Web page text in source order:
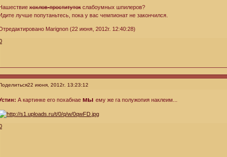
хохлов-проституток слабоумных шпилеров?
лучше попутаньтесь, пока у вас чемпионат не закончился.
Marignon (22 июня, 2012г. 12:40:28)
22 июня, 2012г. 13:23:12
А картинке его похабнае мыему же га полужопия наклеим...